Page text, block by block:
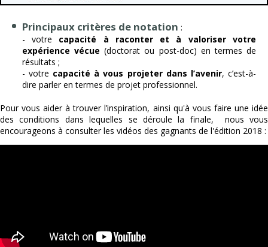
Principaux critères de notation :
- votre capacité à raconter et à valoriser votre
expérience vécue (doctorat ou post-doc) en termes de
résultats ;
- votre capacité à vous projeter dans l’avenir, c’est-à-
dire parler en termes de projet professionnel.
Pour vous aider à trouver l’inspiration, ainsi qu'à vous faire une idée
des conditions dans lequelles se déroule la finale, nous vous
encourageons à consulter les vidéos des gagnants de l'édition 2018 :